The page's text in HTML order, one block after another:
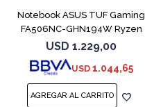
Notebook ASUS TUF Gaming
FA506NC-GHN194W Ryzen
7 7445HS 3050
USD 1.229,00
USD 1.044,65